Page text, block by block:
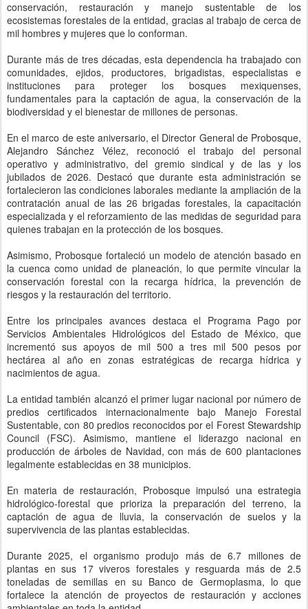
conservación, restauración y manejo sustentable de los
ecosistemas forestales de la entidad, gracias al trabajo de cerca de
mil hombres y mujeres que lo conforman.
Durante más de tres décadas, esta dependencia ha trabajado con
comunidades, ejidos, productores, brigadistas, especialistas e
instituciones para proteger los bosques mexiquenses,
fundamentales para la captación de agua, la conservación de la
biodiversidad y el bienestar de millones de personas.
En el marco de este aniversario, el Director General de Probosque,
Alejandro Sánchez Vélez, reconoció el trabajo del personal
operativo y administrativo, del gremio sindical y de las y los
jubilados de 2026. Destacó que durante esta administración se
fortalecieron las condiciones laborales mediante la ampliación de la
contratación anual de las 26 brigadas forestales, la capacitación
especializada y el reforzamiento de las medidas de seguridad para
quienes trabajan en la protección de los bosques.
Asimismo, Probosque fortaleció un modelo de atención basado en
la cuenca como unidad de planeación, lo que permite vincular la
conservación forestal con la recarga hídrica, la prevención de
riesgos y la restauración del territorio.
Entre los principales avances destaca el Programa Pago por
Servicios Ambientales Hidrológicos del Estado de México, que
incrementó sus apoyos de mil 500 a tres mil 500 pesos por
hectárea al año en zonas estratégicas de recarga hídrica y
nacimientos de agua.
La entidad también alcanzó el primer lugar nacional por número de
predios certificados internacionalmente bajo Manejo Forestal
Sustentable, con 80 predios reconocidos por el Forest Stewardship
Council (FSC). Asimismo, mantiene el liderazgo nacional en
producción de árboles de Navidad, con más de 600 plantaciones
legalmente establecidas en 38 municipios.
En materia de restauración, Probosque impulsó una estrategia
hidrológico-forestal que prioriza la preparación del terreno, la
captación de agua de lluvia, la conservación de suelos y la
supervivencia de las plantas establecidas.
Durante 2025, el organismo produjo más de 6.7 millones de
plantas en sus 17 viveros forestales y resguarda más de 2.5
toneladas de semillas en su Banco de Germoplasma, lo que
fortalece la atención de proyectos de restauración y acciones